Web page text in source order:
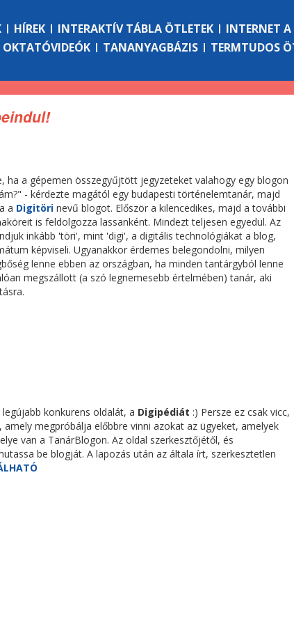
HÍREK INTERAKTÍV TÁBLA ÖTLETEK INTERNET
OKTATÓVIDEÓK TANANYAGBÁZIS TERMTUDOS
ha a gépemen összegyűjtött jegyzeteket valahogy egy blogon
- kérdezte magától egy budapesti történelemtanár, majd
a Digitöri nevű blogot. Először a kilencedikes, majd a további
is feldolgozza lassanként. Mindezt teljesen egyedül. Az
inkább 'töri', mint 'digi', a digitális technológiákat a blog,
képviseli. Ugyanakkor érdemes belegondolni, milyen
lenne ebben az országban, ha minden tantárgyból lenne
megszállott (a szó legnemesebb értelmében) tanár, aki
konkurens oldalát, a Digipédiát :) Persze ez csak vicc,
megpróbálja előbbre vinni azokat az ügyeket, amelyek
van a TanárBlogon. Az oldal szerkesztőjétől, és
be blogját. A lapozás után az általa írt, szerkesztetlen